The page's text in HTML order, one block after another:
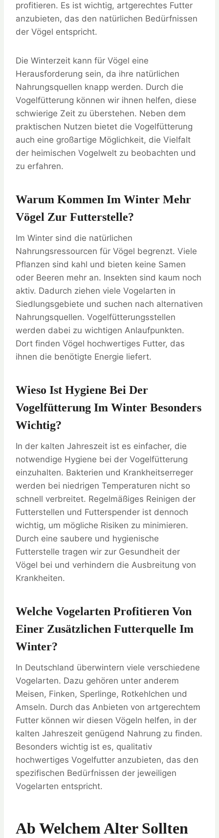
profitieren. Es ist wichtig, artgerechtes Futter
anzubieten, das den natürlichen Bedürfnissen
der Vögel entspricht.
Die Winterzeit kann für Vögel eine
Herausforderung sein, da ihre natürlichen
Nahrungsquellen knapp werden. Durch die
Vogelfütterung können wir ihnen helfen, diese
schwierige Zeit zu überstehen. Neben dem
praktischen Nutzen bietet die Vogelfütterung
auch eine großartige Möglichkeit, die Vielfalt
der heimischen Vogelwelt zu beobachten und
zu erfahren.
Warum Kommen Im Winter Mehr
Vögel Zur Futterstelle?
Im Winter sind die natürlichen
Nahrungsressourcen für Vögel begrenzt. Viele
Pflanzen sind kahl und bieten keine Samen
oder Beeren mehr an. Insekten sind kaum noch
aktiv. Dadurch ziehen viele Vogelarten in
Siedlungsgebiete und suchen nach alternativen
Nahrungsquellen. Vogelfütterungsstellen
werden dabei zu wichtigen Anlaufpunkten.
Dort finden Vögel hochwertiges Futter, das
ihnen die benötigte Energie liefert.
Wieso Ist Hygiene Bei Der
Vogelfütterung Im Winter Besonders
Wichtig?
In der kalten Jahreszeit ist es einfacher, die
notwendige Hygiene bei der Vogelfütterung
einzuhalten. Bakterien und Krankheitserreger
werden bei niedrigen Temperaturen nicht so
schnell verbreitet. Regelmäßiges Reinigen der
Futterstellen und Futterspender ist dennoch
wichtig, um mögliche Risiken zu minimieren.
Durch eine saubere und hygienische
Futterstelle tragen wir zur Gesundheit der
Vögel bei und verhindern die Ausbreitung von
Krankheiten.
Welche Vogelarten Profitieren Von
Einer Zusätzlichen Futterquelle Im
Winter?
In Deutschland überwintern viele verschiedene
Vogelarten. Dazu gehören unter anderem
Meisen, Finken, Sperlinge, Rotkehlchen und
Amseln. Durch das Anbieten von artgerechtem
Futter können wir diesen Vögeln helfen, in der
kalten Jahreszeit genügend Nahrung zu finden.
Besonders wichtig ist es, qualitativ
hochwertiges Vogelfutter anzubieten, das den
spezifischen Bedürfnissen der jeweiligen
Vogelarten entspricht.
Ab Welchem Alter Sollten